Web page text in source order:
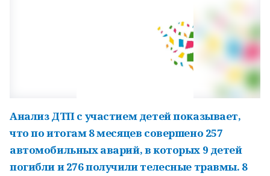
Анализ ДТП с участием детей показывает,
что по итогам 8 месяцев совершено 257
автомобильных аварий, в которых 9 детей
погибли и 276 получили телесные травмы. 8